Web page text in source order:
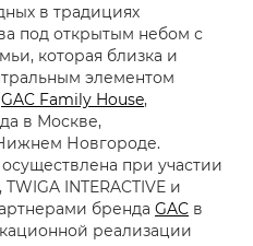
в традициях
под открытым небом с
которая близка и
элементом
GAC Family House,
в Москве,
Новгороде.
при участии
INTERACTIVE и
бренда GAC в
реализации